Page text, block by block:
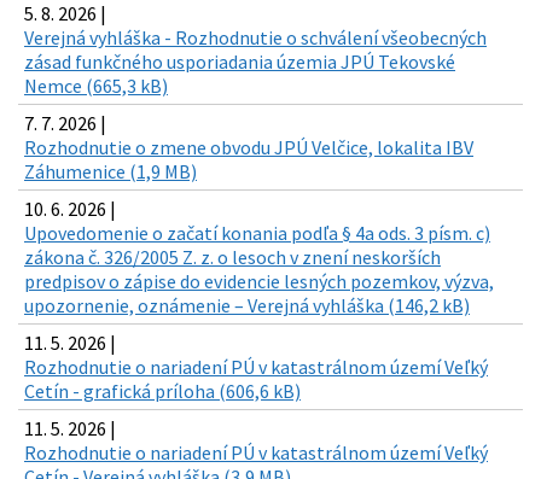
5. 8. 2026 |
Verejná vyhláška - Rozhodnutie o schválení všeobecných
zásad funkčného usporiadania územia JPÚ Tekovské
Nemce (665,3 kB)
7. 7. 2026 |
Rozhodnutie o zmene obvodu JPÚ Velčice, lokalita IBV
Záhumenice (1,9 MB)
10. 6. 2026 |
Upovedomenie o začatí konania podľa § 4a ods. 3 písm. c)
zákona č. 326/2005 Z. z. o lesoch v znení neskorších
predpisov o zápise do evidencie lesných pozemkov, výzva,
upozornenie, oznámenie – Verejná vyhláška (146,2 kB)
11. 5. 2026 |
Rozhodnutie o nariadení PÚ v katastrálnom území Veľký
Cetín - grafická príloha (606,6 kB)
11. 5. 2026 |
Rozhodnutie o nariadení PÚ v katastrálnom území Veľký